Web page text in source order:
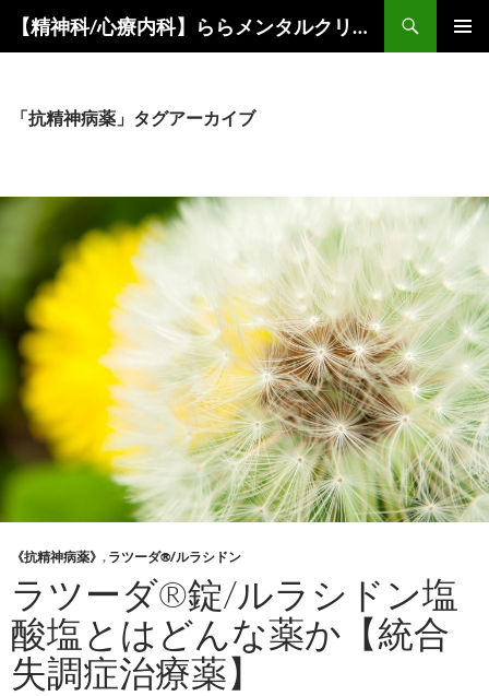
キ
【精神科/心療内科】ららメンタルクリニック
「抗精神病薬」タグアーカイブ
《抗精神病薬》 , ラツーダ®/ルラシドン
ラツーダ®錠/ルラシドン塩
酸塩とはどんな薬か【統合
失調症治療薬】